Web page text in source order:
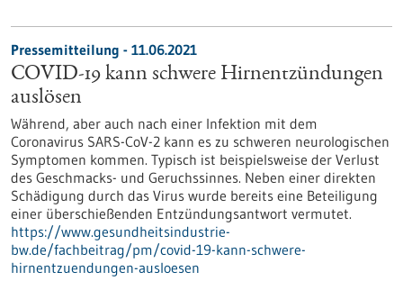
Pressemitteilung - 11.06.2021
COVID-19 kann schwere Hirnentzündungen
auslösen
Während, aber auch nach einer Infektion mit dem
Coronavirus SARS-CoV-2 kann es zu schweren neurologischen
Symptomen kommen. Typisch ist beispielsweise der Verlust
des Geschmacks- und Geruchssinnes. Neben einer direkten
Schädigung durch das Virus wurde bereits eine Beteiligung
einer überschießenden Entzündungsantwort vermutet.
https://www.gesundheitsindustrie-
bw.de/fachbeitrag/pm/covid-19-kann-schwere-
hirnentzuendungen-ausloesen